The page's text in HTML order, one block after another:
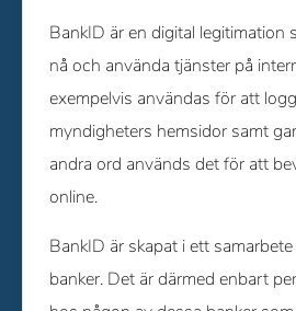
BankID är en digital legitimation
nå och använda tjänster på
exempelvis användas för att
myndigheters hemsidor samt
andra ord används det för att
online.
BankID är skapat i ett
banker. Det är därmed enbart